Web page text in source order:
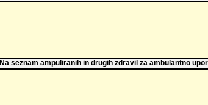
Na seznam ampuliranih in drugih zdravil za ambulantno